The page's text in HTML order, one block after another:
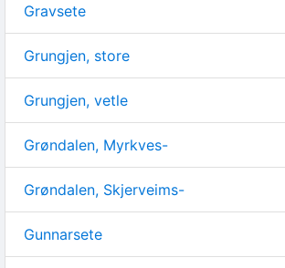
Gravsete
Grungjen, store
Grungjen, vetle
Grøndalen, Myrkves-
Grøndalen, Skjerveims-
Gunnarsete